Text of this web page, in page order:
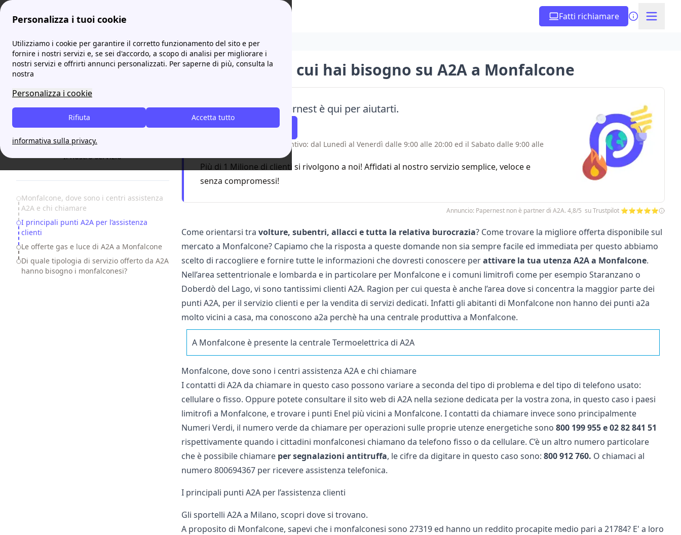
Personalizza i tuoi cookie
Utilizziamo i cookie per garantire il corretto funzionamento del sito e per
fornire i nostri servizi e, se sei d'accordo, a scopo di analisi per migliorare i
nostri servizi e offrirti annunci personalizzati. Per saperne di più, consulta la
nostra
Personalizza i cookie
Accetta tutto
Rifiuta
informativa sulla privacy.
Fatti richiamare
ProntoBolletta MoreA2A Tutte le info di cui hai bisogno su A2A a Monfalcone
Il nostro servizio
Table of Contents
Monfalcone, dove sono i centri assistenza
A2A e chi chiamare
I principali punti A2A per l’assistenza
clienti
Le offerte gas e luce di A2A a Monfalcone
Di quale tipologia di servizio offerto da A2A
hanno bisogno i monfalconesi?
Tutte le info di cui hai bisogno su A2A a Monfalcone
Hai dei dubbi? Papernest è qui per aiutarti.
Fatti Richiamare
Servizio senza costo aggiuntivo: dal Lunedì al Venerdì dalle 9:00 alle 20:00 ed il Sabato dalle 9:00 alle
Più di 1 Milione di clienti si rivolgono a noi! Affidati al nostro servizio semplice, veloce e
senza compromessi!
Annuncio: Papernest non è partner di A2A. 4,8/5 su Trustpilot ⭐⭐⭐⭐⭐
Come orientarsi tra volture, subentri, allacci e tutta la relativa burocrazia? Come trovare la migliore offerta disponibile sul
mercato a Monfalcone? Capiamo che la risposta a queste domande non sia sempre facile ed immediata per questo abbiamo
scelto di raccogliere e fornire tutte le informazioni che dovresti conoscere perattivare la tua utenza A2A a Monfalcone.
Nell’area settentrionale e lombarda e in particolare per Monfalcone e i comuni limitrofi come per esempio Staranzano o
Doberdò del Lago, vi sono tantissimi clienti A2A. Ragion per cui questa è anche l’area dove si concentra la maggior parte dei
punti A2A, per il servizio clienti e per la vendita di servizi dedicati. Infatti gli abitanti di Monfalcone non hanno dei punti a2a
molto vicini a casa, ma conoscono a2a perchè ha una centrale produttiva a Monfalcone.
A Monfalcone è presente la centrale Termoelettrica di A2A
Monfalcone, dove sono i centri assistenza A2A e chi chiamare
I contatti di A2A da chiamare in questo caso possono variare a seconda del tipo di problema e del tipo di telefono usato:
cellulare o fisso. Oppure potete consultare il sito web di A2A nella sezione dedicata per la vostra zona, in questo caso i paesi
limitrofi a Monfalcone, e trovare i punti Enel più vicini a Monfalcone. I contatti da chiamare invece sono principalmente
Numeri Verdi, il numero verde da chiamare per operazioni sulle proprie utenze energetiche sono 800 199 955 e 02 82 841 51
rispettivamente quando i cittadini monfalconesi chiamano da telefono fisso o da cellulare. C’è un altro numero particolare
che è possibile chiamare per segnalazioni antitruffa, le cifre da digitare in questo caso sono: 800 912 760. O chiamaci al
numero 800694367 per ricevere assistenza telefonica.
I principali punti A2A per l’assistenza clienti
Gli sportelli A2A a Milano, scopri dove si trovano.
A proposito di Monfalcone, sapevi che i monfalconesi sono 27319 ed hanno un reddito procapite medio pari a 21784? E' a loro